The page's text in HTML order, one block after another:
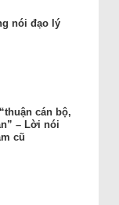
nói đạo lý
cán bộ,
– Lời nói
cũ